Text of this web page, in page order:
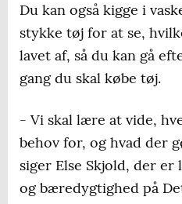
kan.
Lån og lej tøj, når du
begivenheder, så du
du kun får gået med få
Byt tøj med andre -
tøjbyttemarkeder på
Køb genbrug,
Du kan også kigge i
stykke tøj for at se,
lavet af, så du kan gå
gang du skal købe tøj.
- Vi skal lære at vide,
behov for, og hvad der
siger Else Skjold, der
og bæredygtighed på